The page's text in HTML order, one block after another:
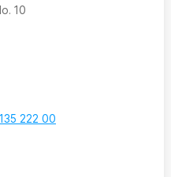
10
222 00